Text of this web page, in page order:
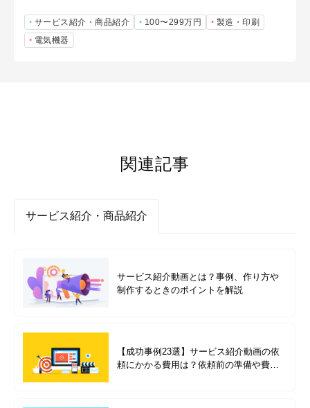
サービス紹介・商品紹介 100〜299万円
製造・印刷
電気機器
関連記事
サービス紹介・商品紹介
サービス紹介動画とは？事例、作り方や
制作するときのポイントを解説
【成功事例23選】サービス紹介動画の依
頼にかかる費用は？依頼前の準備や費用